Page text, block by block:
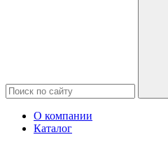
О компании
Каталог